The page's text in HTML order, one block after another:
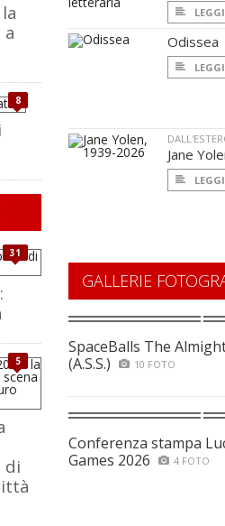
8
31
5
di
LEGGI
Odissea
LEGGI
Jane
LEGGI
GALLERIE
SpaceBalls The
(A.S.S.)
10 FOTO
Conferenza stampa
Games 2026
4 FOTO